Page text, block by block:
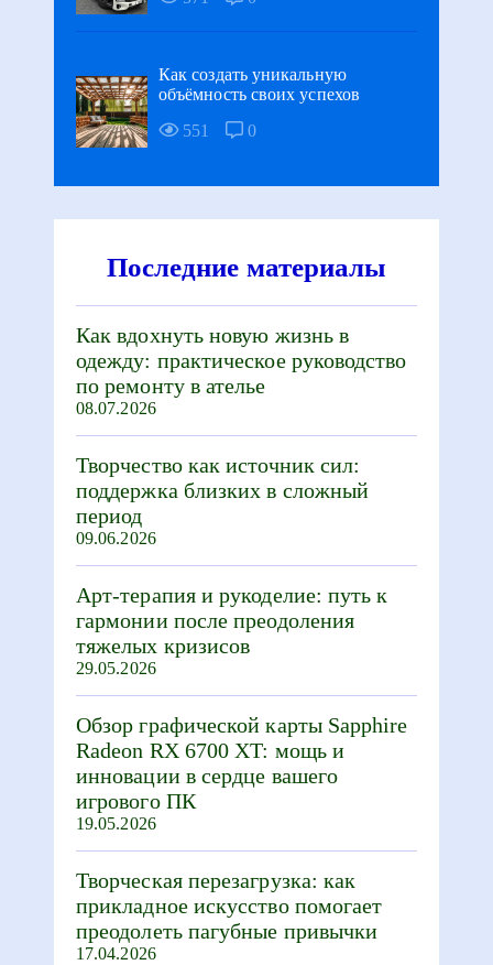
Как создать уникальную
объёмность своих успехов
551
0
Последние материалы
Как вдохнуть новую жизнь в
одежду: практическое руководство
по ремонту в ателье
08.07.2026
Творчество как источник сил:
поддержка близких в сложный
период
09.06.2026
Арт-терапия и рукоделие: путь к
гармонии после преодоления
тяжелых кризисов
29.05.2026
Обзор графической карты Sapphire
Radeon RX 6700 XT: мощь и
инновации в сердце вашего
игрового ПК
19.05.2026
Творческая перезагрузка: как
прикладное искусство помогает
преодолеть пагубные привычки
17.04.2026